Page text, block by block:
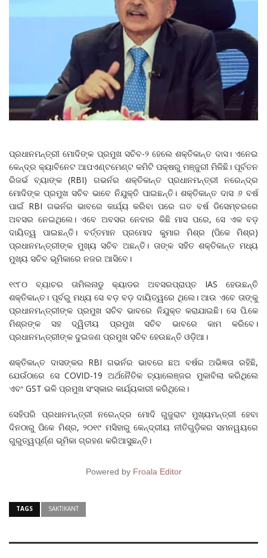
ପ୍ରଧାନମନ୍ତ୍ରୀ ମୋଦିଙ୍କ ପ୍ରମୁଖ ସଚିବ-୨ ହେଲେ ଶକ୍ତିକାନ୍ତ ଦାସ। ଏନେଇ
କେନ୍ଦ୍ର କ୍ୟାବିନେଟ ଆପଏଣ୍ଟମେଣ୍ଟ କମିଟି ପକ୍ଷରୁ ମଞ୍ଜୁରୀ ମିଳିଛି। ପୂର୍ବତନ
ରିଜର୍ଭ ବ୍ୟାଙ୍କ (RBI) ଗଭର୍ନର ଶକ୍ତିକାନ୍ତ ପ୍ରଧାନମନ୍ତ୍ରୀ ନରେନ୍ଦ୍ର
ମୋଦିଙ୍କ ପ୍ରମୁଖ ସଚିବ ଭାବେ ନିଯୁକ୍ତି ପାଇଛନ୍ତି। ଶକ୍ତିକାନ୍ତ ଦାସ ୬ ବର୍ଷ
ପାଇଁ RBI ଗଭର୍ନର ଭାବରେ କାର୍ଯ୍ୟ କରିବା ପରେ ଗତ ବର୍ଷ ଡିସେମ୍ବରରେ
ଅବସର ନେଇଥିଲେ। ଏବେ ଅବସର ନେବାର କିଛି ମାସ ପରେ, ସେ ଏକ ବଡ଼
ଦାୟିତ୍ୱ ପାଇଛନ୍ତି। ବର୍ତ୍ତମାନ ପ୍ରମୋଦ କୁମାର ମିଶ୍ର (ପିକେ ମିଶ୍ର)
ପ୍ରଧାନମନ୍ତ୍ରୀଙ୍କ ମୁଖ୍ୟ ସଚିବ ଅଛନ୍ତି। ତାଙ୍କ ସହିତ ଶକ୍ତିକାନ୍ତ ମଧ୍ୟ
ମୁଖ୍ୟ ସଚିବ ଭୂମିକାରେ ନଜର ଆସିବେ।
୧୯୮୦ ବ୍ୟାଚର ତାମିଲନାଡୁ କ୍ୟାଡର ଅବସରପ୍ରାପ୍ତ IAS ହେଉଛନ୍ତି
ଶକ୍ତିକାନ୍ତ। ପୂର୍ବରୁ ମଧ୍ୟ ସେ ବଡ଼ ବଡ଼ ଦାୟିତ୍ୱରେ ଥିଲେ। ଆଉ ଏବେ ତାଙ୍କୁ
ପ୍ରଧାନମନ୍ତ୍ରୀଙ୍କ ପ୍ରମୁଖ ସଚିବ ଭାବରେ ନିଯୁକ୍ତ କରାଯାଇଛି। ସେ ପି.କେ
ମିଶ୍ରଙ୍କ ସହ ଦ୍ୱିତୀୟ ପ୍ରମୁଖ ସଚିବ ଭାବରେ କାମ କରିବେ।
ପ୍ରଧାନମନ୍ତ୍ରୀଙ୍କ ଦୁଇଜଣ ପ୍ରମୁଖ ସଚିବ ହେଉଛନ୍ତି ଓଡ଼ିଆ।
ଶକ୍ତିକାନ୍ତ ଦାସଙ୍କର RBI ଗଭର୍ନର ଭାବରେ ଛଅ ବର୍ଷର ଅଭିଜ୍ଞତା ରହିଛି,
ଯେଉଁଠାରେ ସେ COVID-19 ଅର୍ଥନୈତିକ ଚ୍ୟାଲେଞ୍ଜର ମୁକାବିଲା କରିଥିଲେ
ଏବଂ GST ଭଳି ପ୍ରମୁଖ ସଂସ୍କାର କାର୍ଯ୍ୟକାରୀ କରିଥିଲେ।
ସେହିପରି ପ୍ରଧାନମନ୍ତ୍ରୀ ନରେନ୍ଦ୍ର ମୋଦି ଗୁଜୁରାଟ ମୁଖ୍ୟମନ୍ତ୍ରୀ ହେବା
ଦିନଠାରୁ ପିକେ ମିଶ୍ର, ୨୦୧୯ ମସିହାରୁ କେନ୍ଦ୍ରୀୟ ନୀତିଗୁଡ଼ିକର ସମନୱୟରେ
ଗୁରୁତ୍ୱପୂର୍ଣ୍ଣ ଭୂମିକା ଗ୍ରହଣ କରିଆସୁଛନ୍ତି।
Powered by Froala Editor
TAGS SAKTIKANT